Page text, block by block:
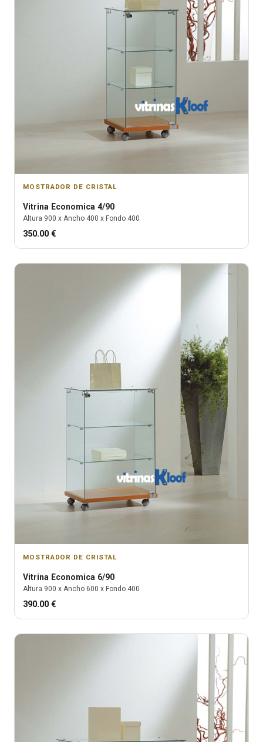
MOSTRADOR DE CRISTAL
Vitrina Economica 4/90
Altura 900 x Ancho 400 x Fondo 400
350.00 €
MOSTRADOR DE CRISTAL
Vitrina Economica 6/90
Altura 900 x Ancho 600 x Fondo 400
390.00 €